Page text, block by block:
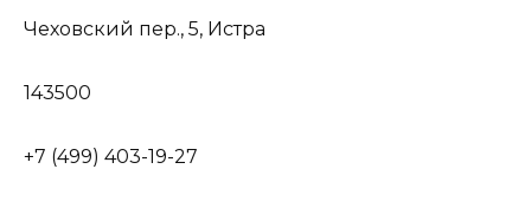
Чеховский пер., 5, Истра
143500
+7 (499) 403-19-27